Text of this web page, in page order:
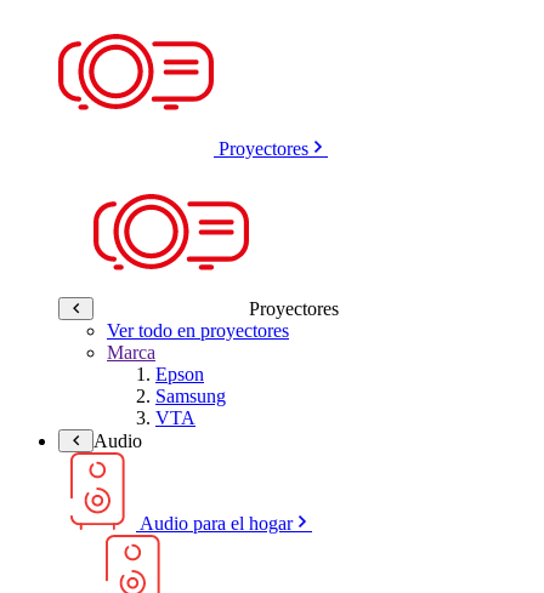
Proyectores
Proyectores
Ver todo en proyectores
Marca
Epson
Samsung
VTA
Audio
Audio para el hogar